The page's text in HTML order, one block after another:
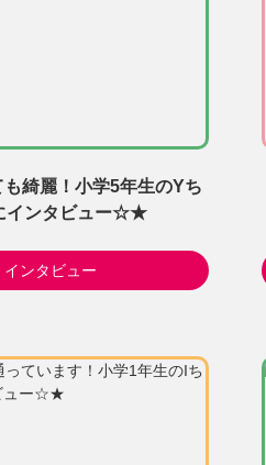
綺麗！小学5年生のYち
インタビュー☆★
インタビュー